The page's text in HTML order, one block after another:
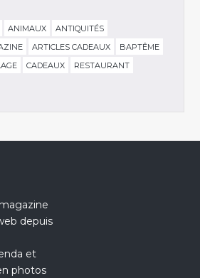
ANIMAUX
ANTIQUITÉS
ARTICLES CADEAUX
BAPTÊME
CADEAUX
RESTAURANT
depuis
et
photos